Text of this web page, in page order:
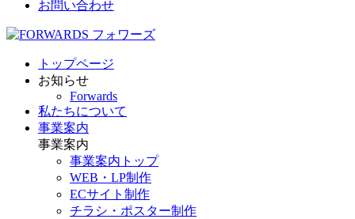
お問い合わせ
トップページ
お知らせ
Forwards
私たちについて
事業案内
事業案内
事業案内トップ
WEB・LP制作
ECサイト制作
チラシ・ポスター制作